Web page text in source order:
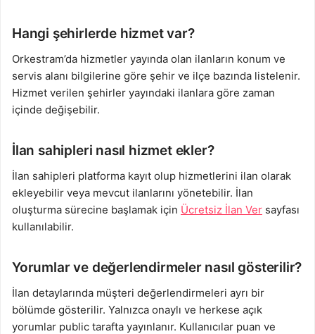
Hangi şehirlerde hizmet var?
Orkestram’da hizmetler yayında olan ilanların konum ve
servis alanı bilgilerine göre şehir ve ilçe bazında listelenir.
Hizmet verilen şehirler yayındaki ilanlara göre zaman
içinde değişebilir.
İlan sahipleri nasıl hizmet ekler?
İlan sahipleri platforma kayıt olup hizmetlerini ilan olarak
ekleyebilir veya mevcut ilanlarını yönetebilir. İlan
oluşturma sürecine başlamak için Ücretsiz İlan Ver sayfası
kullanılabilir.
Yorumlar ve değerlendirmeler nasıl gösterilir?
İlan detaylarında müşteri değerlendirmeleri ayrı bir
bölümde gösterilir. Yalnızca onaylı ve herkese açık
yorumlar public tarafta yayınlanır. Kullanıcılar puan ve